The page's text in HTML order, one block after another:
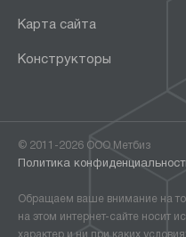
Карта сайта
Конструкторы
© 2011-2026 ООО Метбиз
Политика
Обращаем ваше внимание на
на этом интернет-сайте носит
характер и ни при каких